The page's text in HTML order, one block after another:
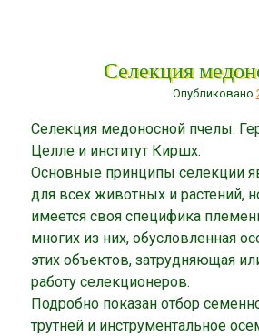
Селекция
Опубликовано
Селекция медоносной пчелы.
Целле и институт Киршх.
Основные принципы селекции
для всех животных и растений,
имеется своя спе­цифика
многих из них, обусловлен­ная
этих объектов, затрудняющая
работу селекционеров.
Подробно показан отбор
трутней и инструментальное